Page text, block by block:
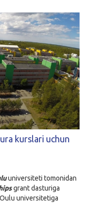
kurslari uchun
universiteti tomonidan
grant dasturiga
universitetiga